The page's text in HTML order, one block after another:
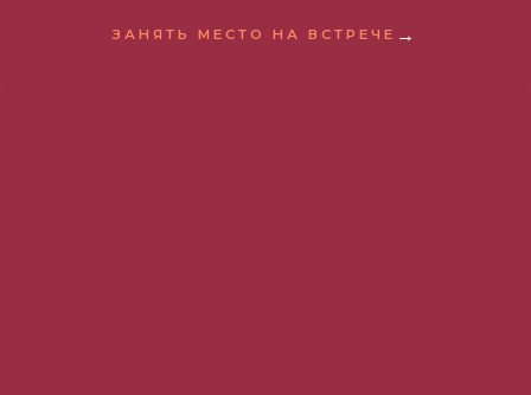
ЗАНЯТЬ МЕСТО НА ВСТРЕЧЕ →